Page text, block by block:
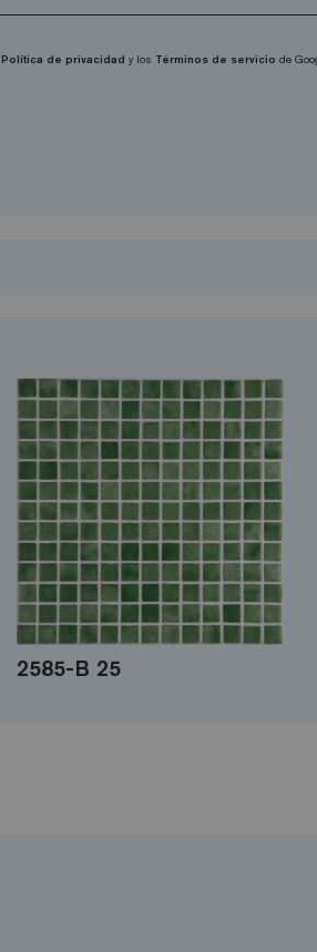
Política de privacidad y los Términos de servicio de
2585-B 25